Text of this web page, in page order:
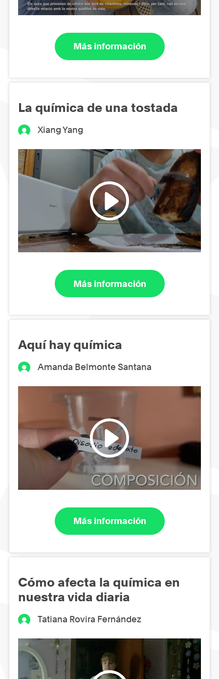
Más información
La química de una tostada
Xiang Yang
Más información
Aquí hay química
Amanda Belmonte Santana
Más información
Cómo afecta la química en
nuestra vida diaria
Tatiana Rovira Fernández